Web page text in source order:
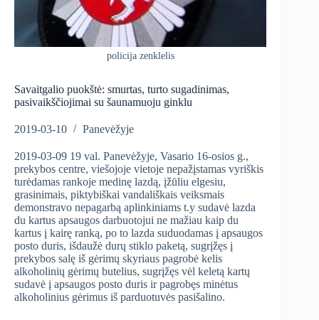
policija zenklelis
Savaitgalio puokštė: smurtas, turto sugadinimas,
pasivaikščiojimai su šaunamuoju ginklu
2019-03-10 Panevėžyje
2019-03-09 19 val. Panevėžyje, Vasario 16-osios g.,
prekybos centre, viešojoje vietoje nepažįstamas vyriškis
turėdamas rankoje medinę lazdą, įžūliu elgesiu,
grasinimais, piktybiškai vandališkais veiksmais
demonstravo nepagarbą aplinkiniams t.y sudavė lazda
du kartus apsaugos darbuotojui ne mažiau kaip du
kartus į kairę ranką, po to lazda suduodamas į apsaugos
posto duris, išdaužė durų stiklo paketą, sugrįžęs į
prekybos salę iš gėrimų skyriaus pagrobė kelis
alkoholinių gėrimų butelius, sugrįžęs vėl keletą kartų
sudavė į apsaugos posto duris ir pagrobęs minėtus
alkoholinius gėrimus iš parduotuvės pasišalino.